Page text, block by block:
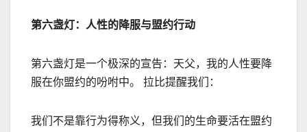
第六盏灯：人性的降服与盟约行动
第六盏灯是一个极深的宣告：天父，我的人性要降
服在你盟约的吩咐中。 拉比提醒我们：
我们不是靠行为得称义，但我们的生命要活在盟约